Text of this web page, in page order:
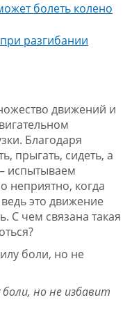
болеть колено
разгибании
движений и
Благодаря
прыгать, сидеть, а
испытываем
неприятно, когда
это движение
С чем связана такая
но не избавит